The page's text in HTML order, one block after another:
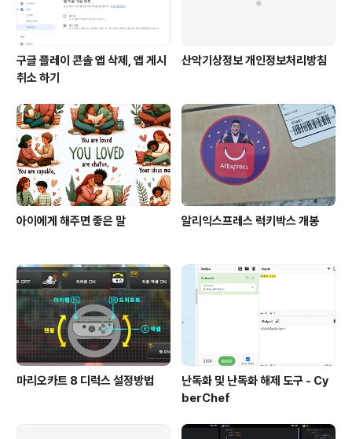
구글 플레이 콘솔 앱 삭제, 앱 게시
취소 하기
산악기상정보 개인정보처리방침
아이에게 해주면 좋은 말 알리익스프레스 럭키박스 개봉
마리오카트 8 디럭스 설정방법
난독화 및 난독화 해제 도구 - Cy
berChef